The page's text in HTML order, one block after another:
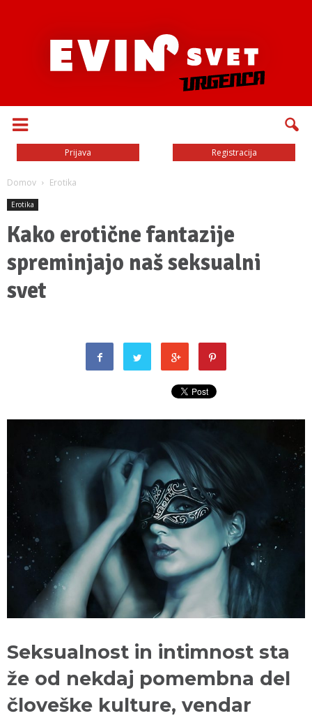
Prijava Registracija
Domov Erotika
Erotika
Kako erotične fantazije
spreminjajo naš seksualni
svet
Seksualnost in intimnost sta
že od nekdaj pomembna del
človeške kulture, vendar